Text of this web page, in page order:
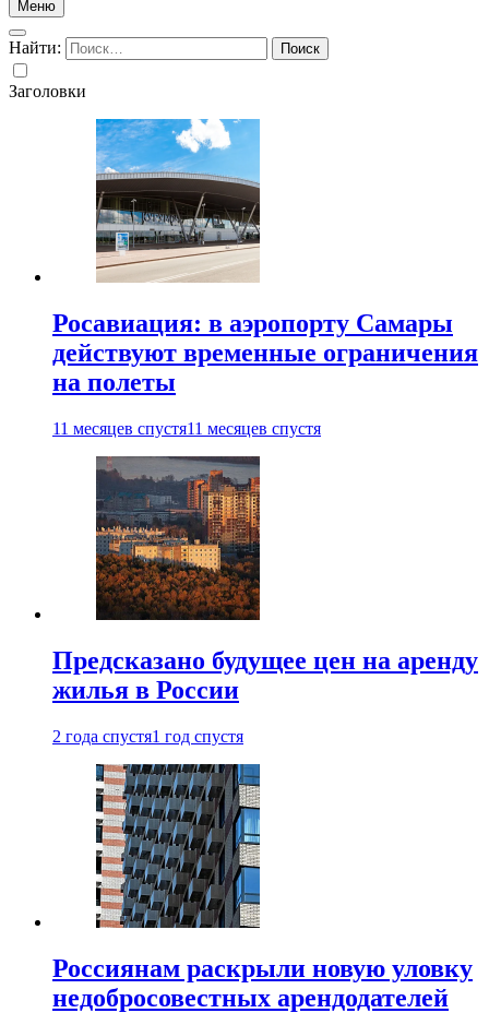
Меню
Найти:
Заголовки
Росавиация: в аэропорту Самары
действуют временные ограничения
на полеты
11 месяцев спустя11 месяцев спустя
Предсказано будущее цен на аренду
жилья в России
2 года спустя1 год спустя
Россиянам раскрыли новую уловку
недобросовестных арендодателей